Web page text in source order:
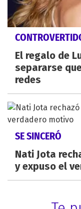
El regalo de
separarse
redes
SE SINCERÓ
Nati Jota
y expuso el